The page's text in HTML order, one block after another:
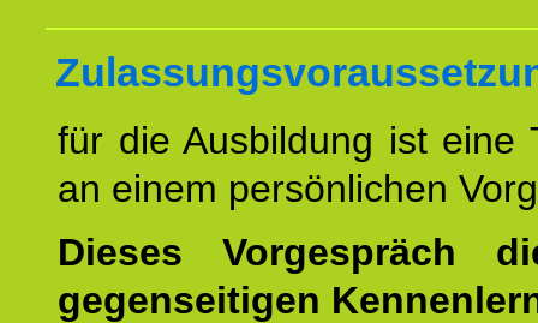
für die Ausbildung ist eine
an einem persönlichen
Dieses Vorgespräch
gegenseitigen